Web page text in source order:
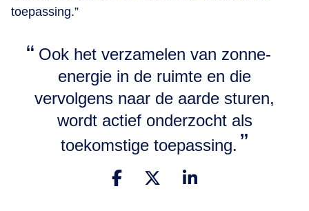
toepassing.”
Ook het verzamelen van zonne-
energie in de ruimte en die
vervolgens naar de aarde sturen,
wordt actief onderzocht als
toekomstige toepassing.